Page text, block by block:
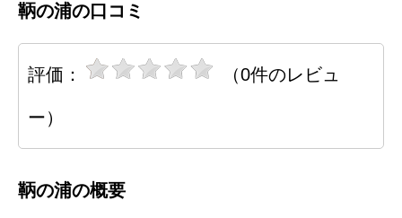
鞆の浦の口コミ
評価： （0件のレビュ
ー）
鞆の浦の概要